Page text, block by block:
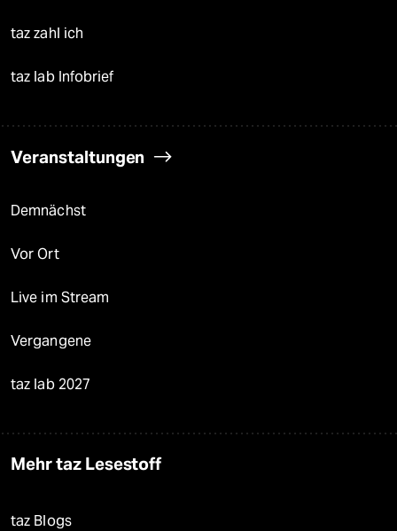
taz zahl ich
taz lab Infobrief
Veranstaltungen
Demnächst
Vor Ort
Live im Stream
Vergangene
taz lab 2027
Mehr taz Lesestoff
taz Blogs